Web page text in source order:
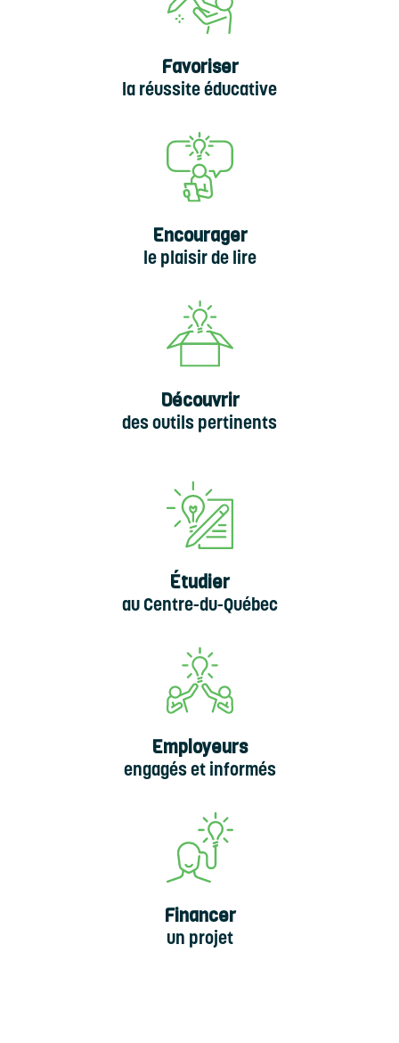
Favoriser
la réussite éducative
Encourager
le plaisir de lire
Découvrir
des outils pertinents
Étudier
au Centre-du-Québec
Employeurs
engagés et informés
Financer
un projet